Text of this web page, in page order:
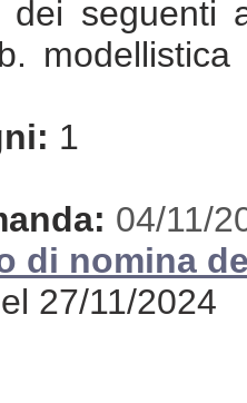
dei seguenti
modellistica
1
04/11/
di nomina
27/11/2024